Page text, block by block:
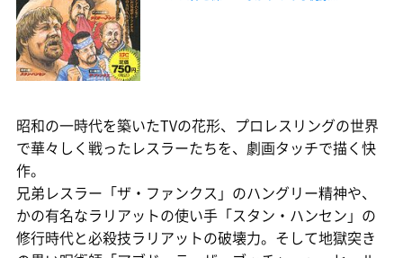
昭和の一時代を築いたTVの花形、プロレスリングの世界
で華々しく戦ったレスラーたちを、劇画タッチで描く快
作。
兄弟レスラー「ザ・ファンクス」のハングリー精神や、
かの有名なラリアットの使い手「スタン・ハンセン」の
修行時代と必殺技ラリアットの破壊力。そして地獄突き